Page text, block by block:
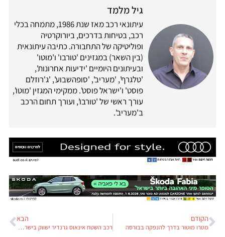
גיל מלמד
עיתונאי רכב מאז שנת 1986, מתמחה בכלי
רכב, בטיחות בדרכים, ביורוקרטיה
ופוליטיקה של התחבורה. כתיבה עיתונאית
(בין השאר) במגזינים 'טורבו' ו'מוטו'
ובעיתונים היומיים 'ידיעות אחרונות',
'טלגרף', 'מעריב', 'סופהשבוע', 'ג'רוזלם
פוסט' ו'ישראל פוסט'. ממקימי המגזין 'מוטו',
עורך ראשי של 'טורבו', ועורך תחום הרכב
ב'מעריב'.
הקודם
מטרו מוטור בדרך להנפקה בבורסה
הבא
רכב השטח אינאוס גרנדיר ישווק בישראל על-ידי יוניברסל מוטורס